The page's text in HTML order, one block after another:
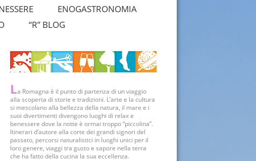
ENOGASTRONOMIA
“R” BLOG
La Romagna è il punto di partenza di un viaggio
alla scoperta di storie e tradizioni. L’arte e la cultura
si mescolano alla bellezza della natura, il mare e i
suoi divertimenti divengono luoghi di relax e
benessere dove la notte è ormai troppo “piccolina”.
Itinerari d’autore alla corte dei grandi signori del
passato, percorsi naturalistici in luoghi unici per il
loro genere, viaggi tra gusto e sapore nella terra
che ha fatto della cucina la sua eccellenza.